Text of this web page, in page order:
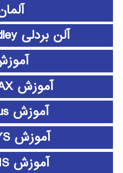
آلن بردلی Allen bradley
آموزش 3D MAX
آموزش abaqus
آموزش ANSYS
آموزش ArcGIS